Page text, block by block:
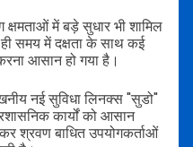
में बड़े सुधार भी शामिल
समय में दक्षता के साथ कई
आसान हो गया है।
नई सुविधा लिनक्स "सुडो"
कार्यों को आसान
श्रवण बाधित उपयोगकर्ताओं